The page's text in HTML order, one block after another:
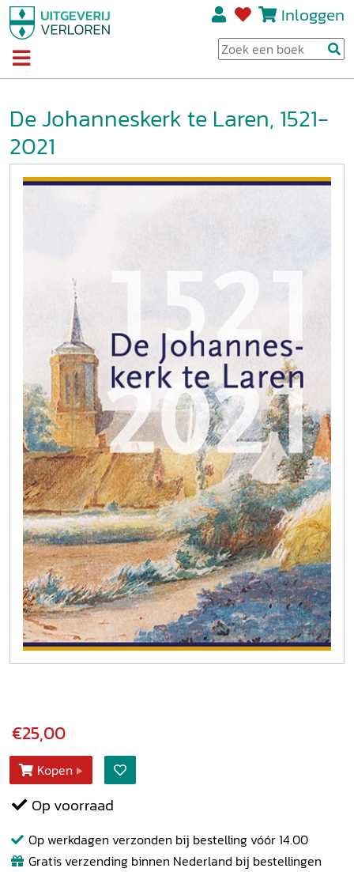
Inloggen
De Johanneskerk te Laren, 1521-
2021
€25,00
Kopen
Op voorraad
Op werkdagen verzonden bij bestelling vóór 14.00
Gratis verzending binnen Nederland bij bestellingen